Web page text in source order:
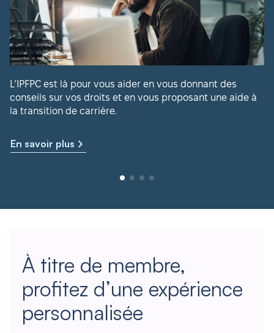
L’IPFPC est là pour vous aider en vous donnant des
conseils sur vos droits et en vous proposant une aide à
la transition de carrière.
En savoir plus
À titre de membre,
profitez d’une expérience
personnalisée